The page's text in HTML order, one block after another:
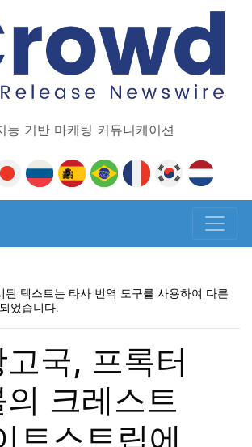
능 기반 마케팅 커뮤니케이션
된 텍스트는 타사 번역 도구를 사용하여 다른
었습니다.
국, 프록터
크레스트
트스트립에